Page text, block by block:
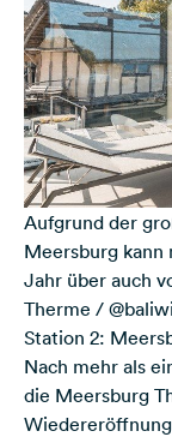
Aufgrund der
Meersburg kann
Jahr über auch
Therme /
Station 2:
Nach mehr als
die Meersburg